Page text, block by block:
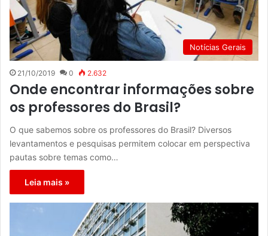
Notícias Gerais
21/10/2019 0 2.632
Onde encontrar informações sobre
os professores do Brasil?
O que sabemos sobre os professores do Brasil? Diversos
levantamentos e pesquisas permitem colocar em perspectiva
pautas sobre temas como…
Leia mais »